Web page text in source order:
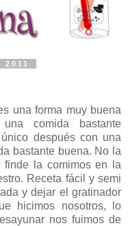
una forma muy buena
comida bastante
después con una
bastante buena. No la
finde la comimos en la
Receta fácil y semi
y dejar el gratinador
hicimos nosotros, lo
nos fuimos de